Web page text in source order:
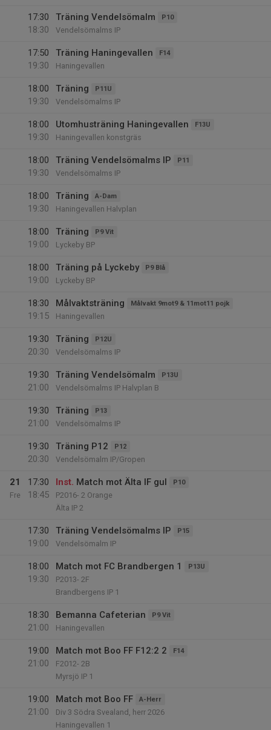
17:30
18:30
Träning Vendelsömalm P10
Vendelsömalms IP
17:50
19:30
Träning Haningevallen F14
Haningevallen
18:00
19:30
Träning P11U
Vendelsömalms IP
18:00
19:30
Utomhusträning Haningevallen F13U
Haningevallen konstgräs
18:00
19:30
Träning Vendelsömalms IP P11
Vendelsömalms IP
18:00
19:30
Träning A-Dam
Haningevallen Halvplan
18:00
19:00
Träning P9 Vit
Lyckeby BP
18:00
19:00
Träning på Lyckeby P9 Blå
Lyckeby BP
18:30
19:15
Målvaktsträning Målvakt 9mot9 & 11mot11 pojk
Haningevallen
19:30
20:30
Träning P12U
Vendelsömalms IP
19:30
21:00
Träning Vendelsömalm P13U
Vendelsömalms IP Halvplan B
19:30
21:00
Träning P13
Vendelsömalms IP
19:30
20:30
Träning P12 P12
Vendelsömalm IP/Gropen
21
Fre
17:30
18:45
Inst. Match mot Älta IF gul P10
P2016- 2 Orange
Älta IP 2
17:30
19:00
Träning Vendelsömalms IP P15
Vendelsömalm IP
18:00
19:30
Match mot FC Brandbergen 1 P13U
P2013- 2F
Brandbergens IP 1
18:30
21:00
Bemanna Cafeterian P9 Vit
Haningevallen
19:00
21:00
Match mot Boo FF F12:2 2 F14
F2012- 2B
Myrsjö IP 1
19:00
21:00
Match mot Boo FF A-Herr
Div 3 Södra Svealand, herr 2026
Haningevallen 1